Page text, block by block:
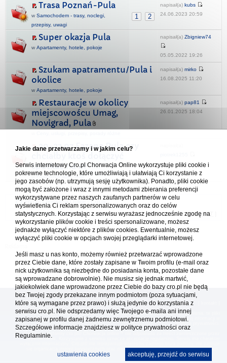
Trasa Poznań-Pula
1 2
w Samochodem - trasy, noclegi,
przepisy, uwagi
napisał(a) kubs
24.06.2023 20:59
Super okazja Pula
w Apartamenty, hotele, pokoje
napisał(a) Zbigniew74
05.05.2022 19:26
Szukam apatramentu/Pula i
okolice
w Apartamenty, hotele, pokoje
napisał(a) mirko
16.08.2025 11:20
Restauracje w okolicy
miejscowoścu Umag,
Novigrad, Pula
napisał(a) pap81
26.01.2025 18:04
20-27.07 Fazana Pula czy
spotkać na m
wForumowy auto-stop
15.07.2026 06:49
Forum Chorwacja Online - Cro.pl
Usuń ciasteczka• Strefa czasowa: UTC + 1 (Polska - czas zimowy) [ DST
[reklama ] [
Platforma cro.pl© Chorwacja online™ wykorzystuje cookies do prawidłowego działania, te pliki
gromadzą na Twoim komputerze dane ułatwiające korzystanie z serwisu; więcej informacji w
Redakcja platformy cro.pl© Chorwacja online™ nie odpowiada za treści zamieszczone przez
użytkowników. Korzystanie z serwisu oznacza akceptację regulaminu. Serwis ma charakter
się organizacją imprez turystycznych oraz nie odpowiada za treść zamieszczonych reklam.
Jakie dane przetwarzamy i w jakim celu?
Serwis internetowy Cro.pl Chorwacja Online wykorzystuje pliki cookie i
pokrewne technologie, które umożliwiają i ułatwiają Ci korzystanie z
jego zasobów (np. utrzymują sesję użytkownika). Ponadto, pliki cookie
mogą być założone i wraz z innymi metodami zbierania preferencji
wykorzystywane przez naszych zaufanych partnerów w celu
wyświetlenia Ci reklam spersonalizowanych oraz do celów
statystycznych. Korzystając z serwisu wyrażasz jednocześnie zgodę na
wykorzystanie plików cookie i treści spersonalizowane, możesz
jednakże wyłączyć niektóre z plików cookies. Ewentualnie, możesz
wyłączyć pliki cookie w opcjach swojej przeglądarki internetowej.
Jeśli masz u nas konto, możemy również przetwarzać wprowadzone
przez Ciebie dane, które zostały zapisane w Twoim profilu (e-mail oraz
nick użytkownika są niezbędne do posiadania konta, pozostałe dane
są wprowadzane dobrowolnie). Nie musisz się jednak martwić,
jakiekolwiek dane wprowadzone przez Ciebie do bazy cro.pl nie będą
bez Twojej zgody przekazane innym podmiotom (poza sytuacjami,
które są wymagane przez prawo) i służą jedynie do korzystania z
serwisu cro.pl. Nie odsprzedamy więc Twojego e-maila ani innej
zapisanej w profilu danej żadnemu zewnętrznemu podmiotowi.
Szczegółowe informacje znajdziesz w polityce prywatności oraz
Regulaminie.
akceptuję, przejdź do serwisu
ustawienia cookies